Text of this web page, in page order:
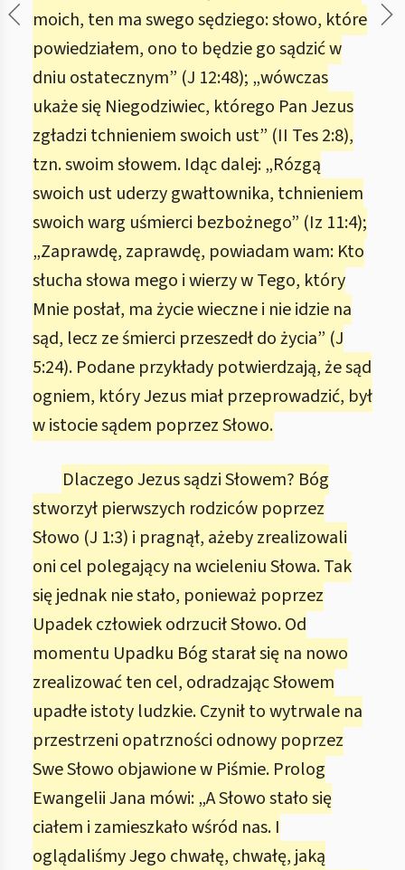
moich, ten ma swego sędziego: słowo, które
powiedziałem, ono to będzie go sądzić w
dniu ostatecznym” (J 12:48); „wówczas
ukaże się Niegodziwiec, którego Pan Jezus
zgładzi tchnieniem swoich ust” (II Tes 2:8),
tzn. swoim słowem. Idąc dalej: „Rózgą
swoich ust uderzy gwałtownika, tchnieniem
swoich warg uśmierci bezbożnego” (Iz 11:4);
„Zaprawdę, zaprawdę, powiadam wam: Kto
słucha słowa mego i wierzy w Tego, który
Mnie posłał, ma życie wieczne i nie idzie na
sąd, lecz ze śmierci przeszedł do życia” (J
5:24). Podane przykłady potwierdzają, że sąd
ogniem, który Jezus miał przeprowadzić, był
w istocie sądem poprzez Słowo.
Dlaczego Jezus sądzi Słowem? Bóg
stworzył pierwszych rodziców poprzez
Słowo (J 1:3) i pragnął, ażeby zrealizowali
oni cel polegający na wcieleniu Słowa. Tak
się jednak nie stało, ponieważ poprzez
Upadek człowiek odrzucił Słowo. Od
momentu Upadku Bóg starał się na nowo
zrealizować ten cel, odradzając Słowem
upadłe istoty ludzkie. Czynił to wytrwale na
przestrzeni opatrzności odnowy poprzez
Swe Słowo objawione w Piśmie. Prolog
Ewangelii Jana mówi: „A Słowo stało się
ciałem i zamieszkało wśród nas. I
oglądaliśmy Jego chwałę, chwałę, jaką